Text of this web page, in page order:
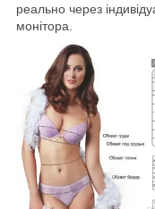
реально через
монітора.